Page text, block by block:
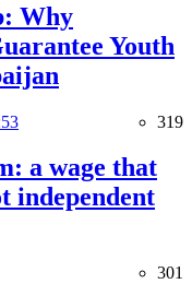
Why
Youth
319
a wage that
independent
301